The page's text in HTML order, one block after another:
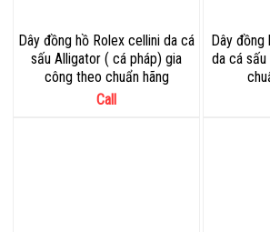
Dây đồng hồ Rolex cellini da cá
sấu Alligator ( cá pháp) gia
công theo chuẩn hãng
Call
Dây đồng
da cá